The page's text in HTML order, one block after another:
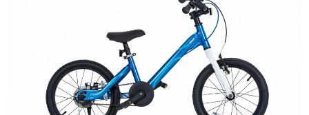
Добавляйте товары
в корзину